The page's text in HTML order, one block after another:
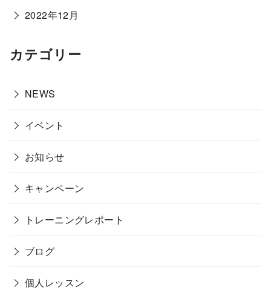
2022年12月
カテゴリー
NEWS
イベント
お知らせ
キャンペーン
トレーニングレポート
ブログ
個人レッスン